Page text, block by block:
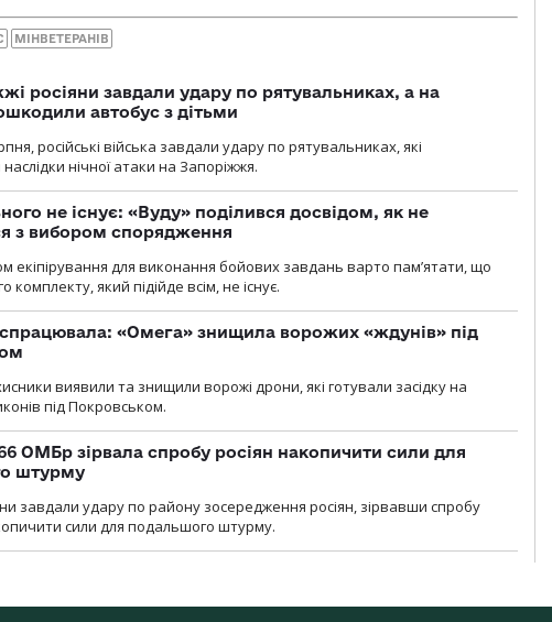
МІНВЕТЕРАНІВ
росіяни завдали удару по рятувальниках, а на
автобус з дітьми
російські війська завдали удару по рятувальниках, які
наслідки нічної атаки на Запоріжжя.
не існує: «Вуду» поділився досвідом, як не
з вибором спорядження
екіпірування для виконання бойових завдань варто пам’ятати, що
комплекту, який підійде всім, не існує.
спрацювала: «Омега» знищила ворожих «ждунів» під
виявили та знищили ворожі дрони, які готували засідку на
під Покровськом.
ОМБр зірвала спробу росіян накопичити сили для
штурму
завдали удару по району зосередження росіян, зірвавши спробу
сили для подальшого штурму.